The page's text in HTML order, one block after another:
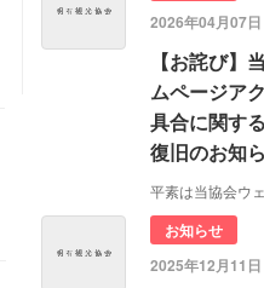
2026年04月07日
【お詫び】
ムページア
具合に関す
復旧のお知
お知らせ
2025年12月11日